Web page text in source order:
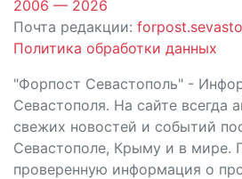
2006 — 2026
Почта редакции:
Политика обработки данных
"Форпост Севастополь" -
Севастополя. На сайте всегда
свежих новостей и событий
Севастополе, Крыму и в мире.
проверенную информация о